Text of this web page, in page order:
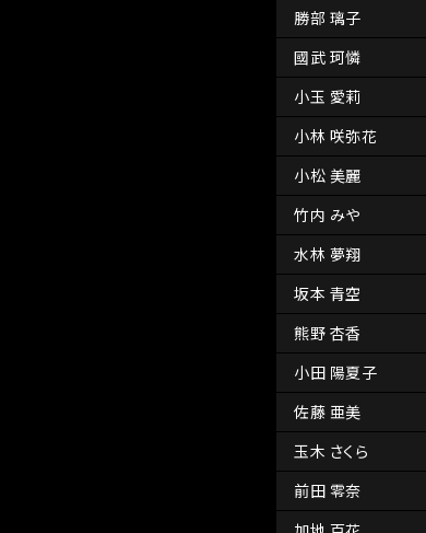
勝部 璃子
國武 珂憐
小玉 愛莉
小林 咲弥花
小松 美麗
竹内 みや
水林 夢翔
坂本 青空
熊野 杏香
小田 陽夏子
佐藤 亜美
玉木 さくら
前田 零奈